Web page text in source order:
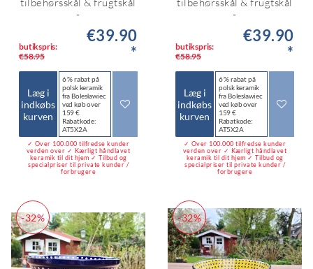
tilbehørsskål & frugtskål
-
butikspris:
€58.95
€39.90
*
Læg i
indkøbs
kurven
6 % rabat på
polsk keramik
fra Bolesławiec
ved køb over
159 €
Rabatkode:
AT5X2A
✓ Over 100.000 tilfredse kunder
verden over ✓ Kærligt håndlavet
keramik til dit hjem ✓ Tilbud og
specialpriser til private kunder /
forbrugere
tilbehørsskål & frugtskål
-
butikspris:
€58.95
€39.90
*
Læg i
indkøbs
kurven
6 % rabat på
polsk keramik
fra Bolesławiec
ved køb over
159 €
Rabatkode:
AT5X2A
✓ Over 100.000 tilfredse kunder
verden over ✓ Kærligt håndlavet
keramik til dit hjem ✓ Tilbud og
specialpriser til private kunder /
forbrugere
-32% -32%